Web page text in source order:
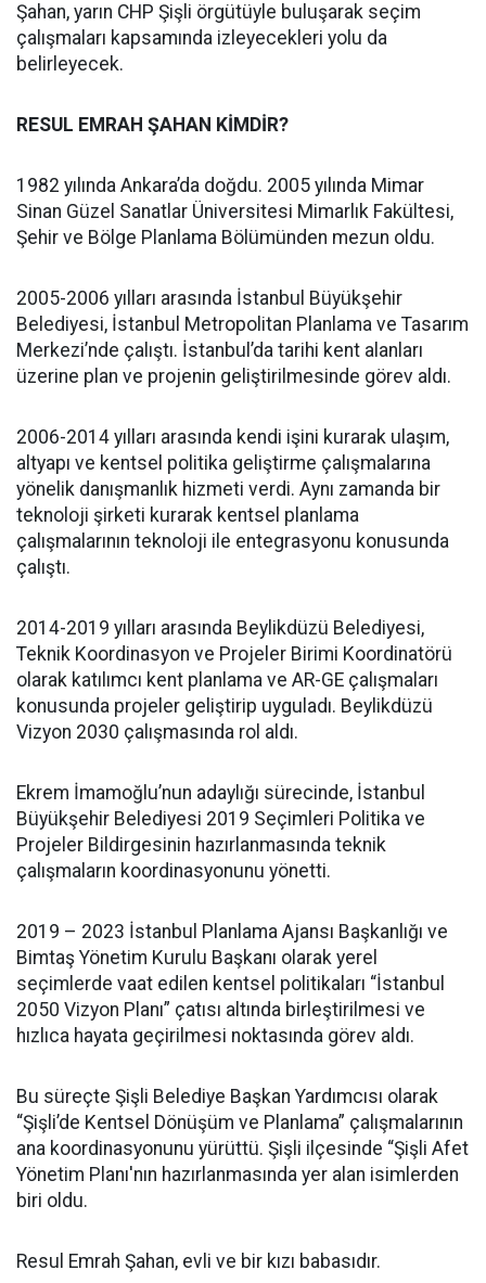
Şahan, yarın CHP Şişli örgütüyle buluşarak seçim
çalışmaları kapsamında izleyecekleri yolu da
belirleyecek.
RESUL EMRAH ŞAHAN KİMDİR?
1982 yılında Ankara’da doğdu. 2005 yılında Mimar
Sinan Güzel Sanatlar Üniversitesi Mimarlık Fakültesi,
Şehir ve Bölge Planlama Bölümünden mezun oldu.
2005-2006 yılları arasında İstanbul Büyükşehir
Belediyesi, İstanbul Metropolitan Planlama ve Tasarım
Merkezi’nde çalıştı. İstanbul’da tarihi kent alanları
üzerine plan ve projenin geliştirilmesinde görev aldı.
2006-2014 yılları arasında kendi işini kurarak ulaşım,
altyapı ve kentsel politika geliştirme çalışmalarına
yönelik danışmanlık hizmeti verdi. Aynı zamanda bir
teknoloji şirketi kurarak kentsel planlama
çalışmalarının teknoloji ile entegrasyonu konusunda
çalıştı.
2014-2019 yılları arasında Beylikdüzü Belediyesi,
Teknik Koordinasyon ve Projeler Birimi Koordinatörü
olarak katılımcı kent planlama ve AR-GE çalışmaları
konusunda projeler geliştirip uyguladı. Beylikdüzü
Vizyon 2030 çalışmasında rol aldı.
Ekrem İmamoğlu’nun adaylığı sürecinde, İstanbul
Büyükşehir Belediyesi 2019 Seçimleri Politika ve
Projeler Bildirgesinin hazırlanmasında teknik
çalışmaların koordinasyonunu yönetti.
2019 – 2023 İstanbul Planlama Ajansı Başkanlığı ve
Bimtaş Yönetim Kurulu Başkanı olarak yerel
seçimlerde vaat edilen kentsel politikaları “İstanbul
2050 Vizyon Planı” çatısı altında birleştirilmesi ve
hızlıca hayata geçirilmesi noktasında görev aldı.
Bu süreçte Şişli Belediye Başkan Yardımcısı olarak
“Şişli’de Kentsel Dönüşüm ve Planlama” çalışmalarının
ana koordinasyonunu yürüttü. Şişli ilçesinde “Şişli Afet
Yönetim Planı'nın hazırlanmasında yer alan isimlerden
biri oldu.
Resul Emrah Şahan, evli ve bir kızı babasıdır.